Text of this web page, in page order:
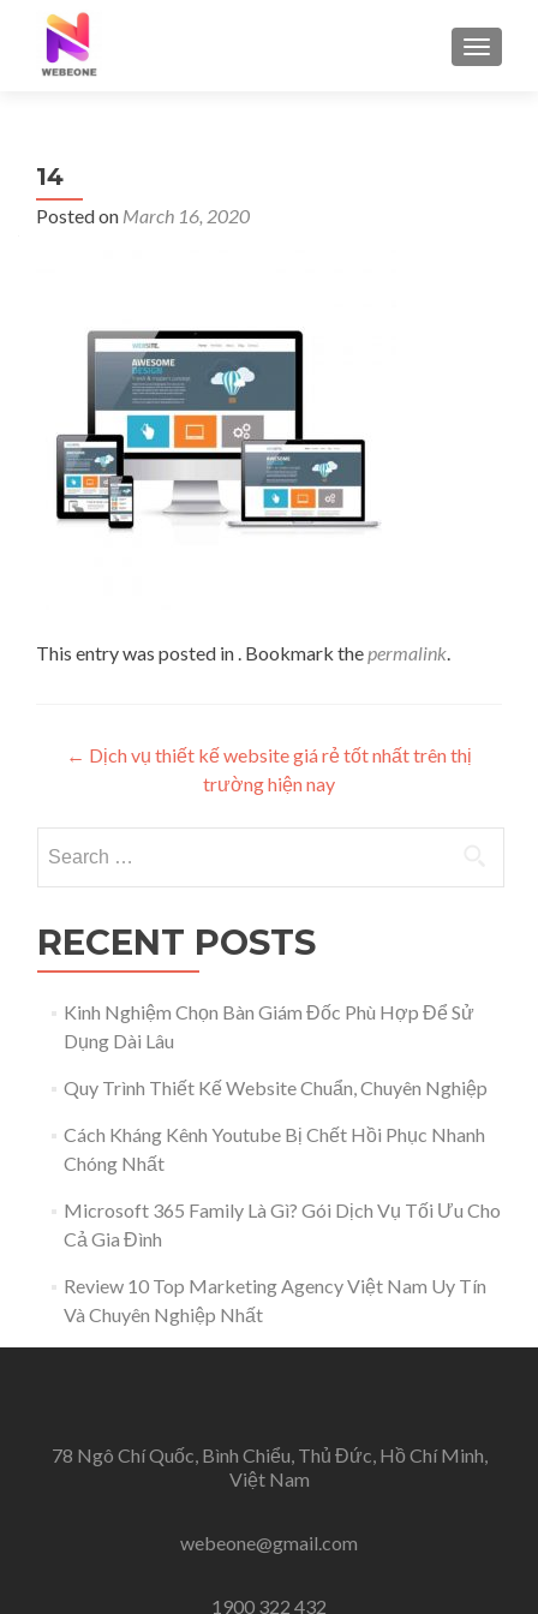
14
Posted on March 16, 2020
This entry was posted in . Bookmark thepermalink.
Post navigation
← Dịch vụ thiết kế website giá rẻ tốt nhất trên thị
trường hiện nay
RECENT POSTS
Kinh Nghiệm Chọn Bàn Giám Đốc Phù Hợp Để Sử
Dụng Dài Lâu
Quy Trình Thiết Kế Website Chuẩn, Chuyên Nghiệp
Cách Kháng Kênh Youtube Bị Chết Hồi Phục Nhanh
Chóng Nhất
Microsoft 365 Family Là Gì? Gói Dịch Vụ Tối Ưu Cho
Cả Gia Đình
Review 10 Top Marketing Agency Việt Nam Uy Tín
Và Chuyên Nghiệp Nhất
78 Ngô Chí Quốc, Bình Chiểu, Thủ Đức, Hồ Chí Minh,
Việt Nam
webeone@gmail.com
1900 322 432